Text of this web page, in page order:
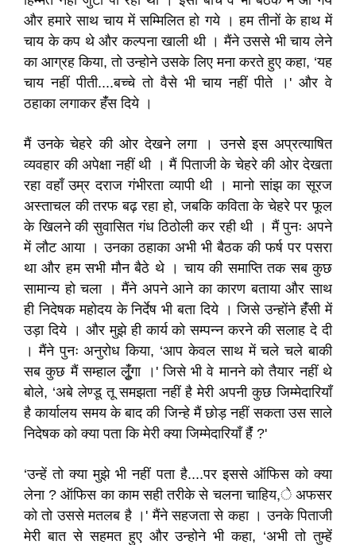
और हमारे साथ चाय में सम्मिलित हो गये । हम तीनों के हाथ में
चाय के कप थे और कल्पना खाली थी । मैंने उससे भी चाय लेने
का आग्रह किया, तो उन्होने उसके लिए मना करते हुए कहा, ‘यह
चाय नहीं पीती....बच्चे तो वैसे भी चाय नहीं पीते ।' और वे
ठहाका लगाकर हंँस दिये ।
मैं उनके चेहरे की ओर देखने लगा । उनसेे इस अप्रत्याषित
व्यवहार की अपेक्षा नहीं थी । मैं पिताजी के चेहरे की ओर देखता
रहा वहाँ उम्र दराज गंभीरता व्यापी थी । मानो सांझ का सूरज
अस्ताचल की तरफ बढ़ रहा हो, जबकि कविता के चेहरे पर फूल
के खिलने की सुवासित गंध ठिठोली कर रही थी । मैं पुनः अपने
में लौट आया । उनका ठहाका अभी भी बैठक की फर्ष पर पसरा
था और हम सभी मौन बैठे थे । चाय की समाप्ति तक सब कुछ
सामान्य हो चला । मैंने अपने आने का कारण बताया और साथ
ही निदेषक महोदय के निर्देष भी बता दिये । जिसे उन्होंने हंँसी में
उड़ा दिये । और मुझे ही कार्य को सम्पन्न करने की सलाह दे दी
। मैंने पुनः अनुरोध किया, ‘आप केवल साथ में चले चले बाकी
सब कुछ मैं सम्हाल लूुंँगा ।' जिसे भी वे मानने को तैयार नहीं थे
बोले, ‘अबे लेण्डू तू समझता नहीं है मेरी अपनी कुछ जिम्मेदारियाँ
है कार्यालय समय के बाद की जिन्हे मैं छोड़ नहीं सकता उस साले
निदेषक को क्या पता कि मेरी क्या जिम्मेदारियाँ हैंं ?'
‘उन्हें तो क्या मुझे भी नहीं पता है....पर इससे ऑफिस को क्या
लेना ? ऑफिस का काम सही तरीके से चलना चाहिय,े अफसर
को तो उससे मतलब है ।' मैंने सहजता से कहा । उनके पिताजी
मेरी बात से सहमत हुए और उन्होने भी कहा, ‘अभी तो तुम्हें